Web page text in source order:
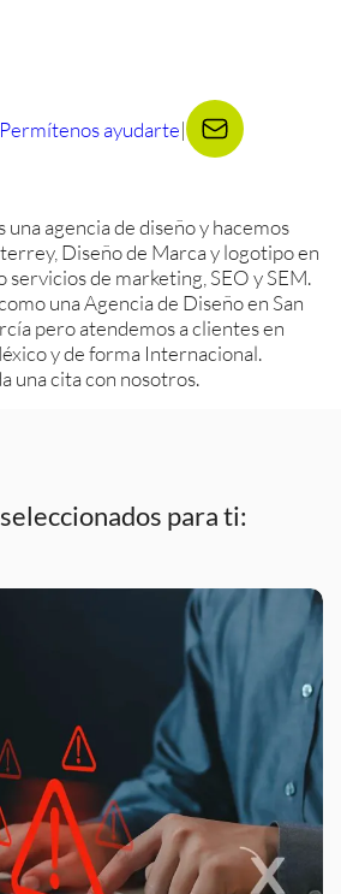
Permítenos ayudarte|
una agencia de diseño y hacemos
Diseño de Marca y logotipo en
de marketing, SEO y SEM.
una Agencia de Diseño en San
pero atendemos a clientes en
y de forma Internacional.
una cita con nosotros.
para ti: